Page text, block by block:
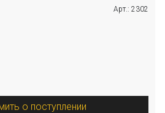
Арт.: 2302
о поступлении